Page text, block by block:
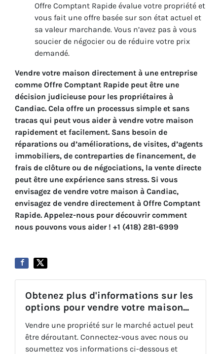
Offre Comptant Rapide évalue votre propriété et
vous fait une offre basée sur son état actuel et
sa valeur marchande. Vous n’avez pas à vous
soucier de négocier ou de réduire votre prix
demandé.
Vendre votre maison directement à une entreprise
comme Offre Comptant Rapide peut être une
décision judicieuse pour les propriétaires à
Candiac. Cela offre un processus simple et sans
tracas qui peut vous aider à vendre votre maison
rapidement et facilement. Sans besoin de
réparations ou d’améliorations, de visites, d’agents
immobiliers, de contreparties de financement, de
frais de clôture ou de négociations, la vente directe
peut être une expérience sans stress. Si vous
envisagez de vendre votre maison à Candiac,
envisagez de vendre directement à Offre Comptant
Rapide. Appelez-nous pour découvrir comment
nous pouvons vous aider ! +1 (418) 281-6999
Obtenez plus d'informations sur les
options pour vendre votre maison...
Vendre une propriété sur le marché actuel peut
être déroutant. Connectez-vous avec nous ou
soumettez vos informations ci-dessous et